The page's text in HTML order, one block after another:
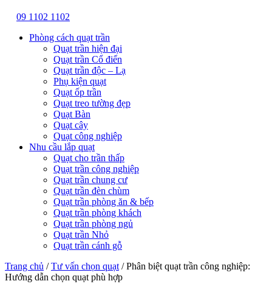
09 1102 1102
Phòng cách quạt trần
Quạt trần hiện đại
Quạt trần Cổ điển
Quạt trần độc – Lạ
Phụ kiện quạt
Quạt ốp trần
Quạt treo tường đẹp
Quạt Bàn
Quạt cây
Quạt công nghiệp
Nhu cầu lắp quạt
Quạt cho trần thấp
Quạt trần công nghiệp
Quạt trần chung cư
Quạt trần đèn chùm
Quạt trần phòng ăn & bếp
Quạt trần phòng khách
Quạt trần phòng ngủ
Quạt trần Nhỏ
Quạt trần cánh gỗ
Trang chủ /Tư vấn chọn quạt /Phân biệt quạt trần công nghiệp:
Hướng dẫn chọn quạt phù hợp